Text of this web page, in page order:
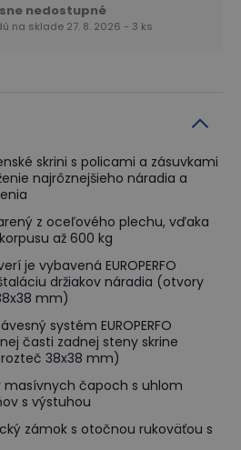
nedostupné
na sklade 27. 8. 2026 - 3 ks
skrini s policami a zásuvkami
najrôznejšieho náradia a
z oceľového plechu, vďaka
až 600 kg
je vybavená EUROPERFO
držiakov náradia (otvory
mm)
systém EUROPERFO
časti zadnej steny skrine
38x38 mm)
masívnych čapoch s uhlom
s výstuhou
zámok s otočnou rukoväťou s